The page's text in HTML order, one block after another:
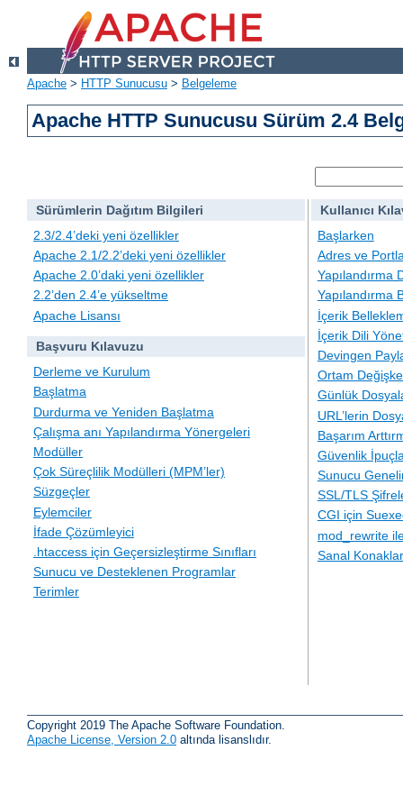
Apache > HTTP Sunucusu > Belgeleme
Apache HTTP Sunucusu Sürüm 2.4
Sürümlerin Dağıtım Bilgileri
2.3/2.4’deki yeni özellikler
Apache 2.1/2.2’deki yeni özellikler
Apache 2.0’daki yeni özellikler
2.2’den 2.4’e yükseltme
Apache Lisansı
Başvuru Kılavuzu
Derleme ve Kurulum
Başlatma
Durdurma ve Yeniden Başlatma
Çalışma anı Yapılandırma Yönergeleri
Modüller
Çok Süreçlilik Modülleri (MPM’ler)
Süzgeçler
Eylemciler
İfade Çözümleyici
.htaccess için Geçersizleştirme Sınıfları
Sunucu ve Desteklenen Programlar
Terimler
Kullanıcı
Başlarken
Adres ve
Yapılandırma
Yapılandırma
İçerik
İçerik Dili
Devingen
Ortam
Günlük
URL’lerin
Başarım
Güvenlik
Sunucu
SSL/TLS
CGI için
mod_rewrite
Sanal Konaklar
Copyright 2019 The Apache Software Foundation.
Apache License, Version 2.0 altında lisanslıdır.